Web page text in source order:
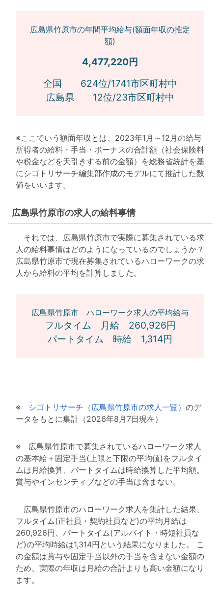
広島県竹原市の年間平均給与(額面年収の推定
額)
4,477,220円
全国 624位/1741市区町村中
広島県 12位/23市区町村中
※ここでいう額面年収とは、2023年1月～12月の給与
所得者の給料・手当・ボーナスの合計額（社会保険料
や税金などを天引きする前の金額）を総務省統計を基
にシゴトリサーチ編集部作成のモデルにて推計した数
値をいいます。
広島県竹原市の求人の給料事情
それでは、広島県竹原市で実際に募集されている求
人の給料事情はどのようになっているのでしょうか？
広島県竹原市で現在募集されているハローワークの求
人から給料の平均を計算しました。
広島県竹原市 ハローワーク求人の平均給与
フルタイム 月給 260,926円
パートタイム 時給 1,314円
※ シゴトリサーチ（広島県竹原市の求人一覧） のデ
ータをもとに集計（2026年8月7日現在）
※ 広島県竹原市で募集されているハローワーク求人
の基本給＋固定手当(上限と下限の平均値)をフルタイ
ムは月給換算、パートタイムは時給換算した平均額。
賞与やインセンティブなどの手当は含まない。
広島県竹原市のハローワーク求人を集計した結果、
フルタイム(正社員・契約社員など)の平均月給は
260,926円、パートタイム(アルバイト・時短社員な
ど)の平均時給は1,314円という結果になりました。 こ
の金額は賞与や固定手当以外の手当を含まない金額の
ため、実際の年収は月給の合計よりも高い金額になり
ます。